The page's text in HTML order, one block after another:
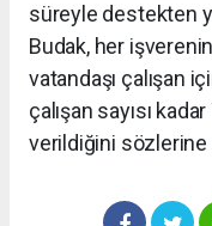
süreyle destekten
Budak, her
vatandaşı çalışan
çalışan sayısı
verildiğini sözlerine